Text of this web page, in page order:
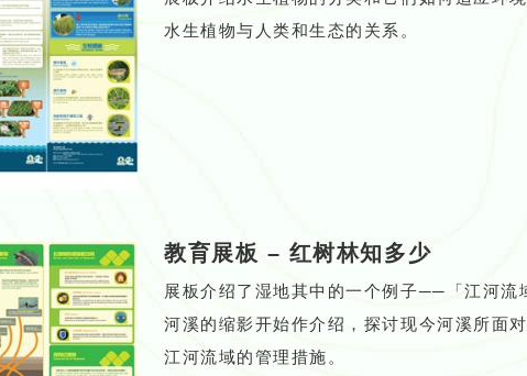
水生植物与人类和生态的关系。
教育展板 – 红树林知多少
展板介绍了湿地其中的一个例子──「江河流
河溪的缩影开始作介绍，探讨现今河溪所面
江河流域的管理措施。